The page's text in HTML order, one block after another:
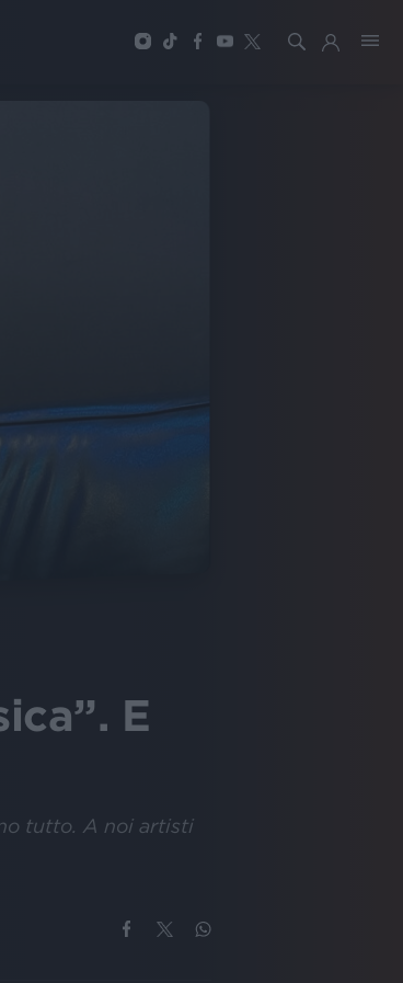
E
tutto. A noi artisti